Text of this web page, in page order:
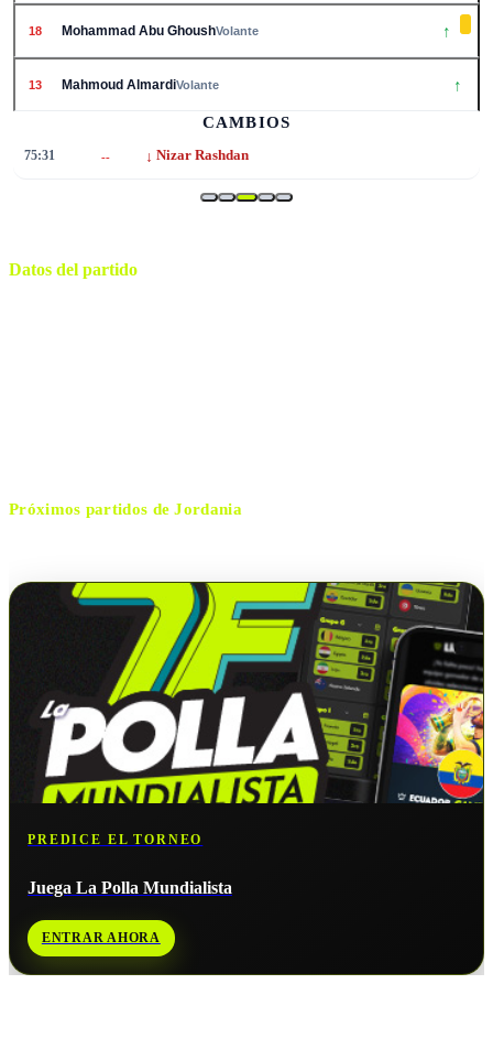
18 Mohammad Abu GhoushVolante ↑
13 Mahmoud AlmardiVolante ↑
CAMBIOS
75:31 -- ↓ Nizar Rashdan
Datos del partido
Próximos partidos deJordania
PREDICE EL TORNEO
Juega La Polla Mundialista
ENTRAR AHORA